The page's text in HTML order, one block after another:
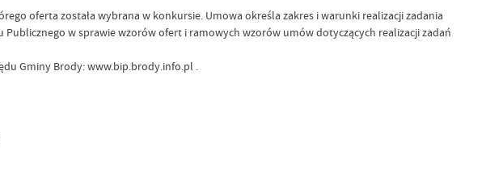
oferta została wybrana w konkursie. Umowa określa zakres i warunki realizacji zadania
w sprawie wzorów ofert i ramowych wzorów umów dotyczących realizacji zadań
Gminy Brody: www.bip.brody.info.pl .